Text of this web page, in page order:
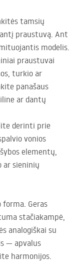
tamsių
praustuvą. Ant
modelis.
praustuvai
turkio ar
panašaus
ar dantų
derinti prie
vonios
elementų,
ar sieninių
Geras
stačiakampė,
analogiškai su
— apvalus
harmonijos.